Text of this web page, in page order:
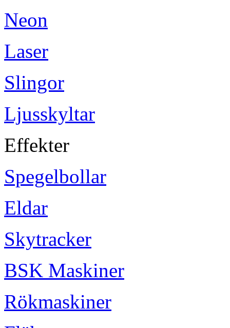
Neon
Laser
Slingor
Ljusskyltar
Effekter
Spegelbollar
Eldar
Skytracker
BSK Maskiner
Rökmaskiner